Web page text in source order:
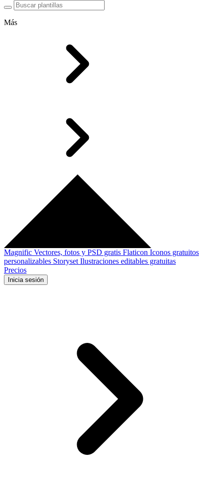
Más
Magnific Vectores, fotos y PSD gratis Flaticon Iconos gratuitos
personalizables Storyset Ilustraciones editables gratuitas
Precios
Inicia sesión